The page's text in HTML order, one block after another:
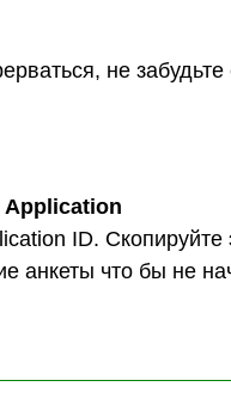
не забудьте
Application
ID. Скопируйте
анкеты что бы не